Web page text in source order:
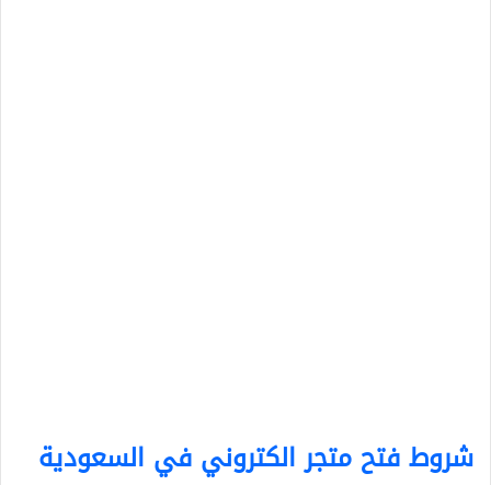
شروط فتح متجر الكتروني في السعودية